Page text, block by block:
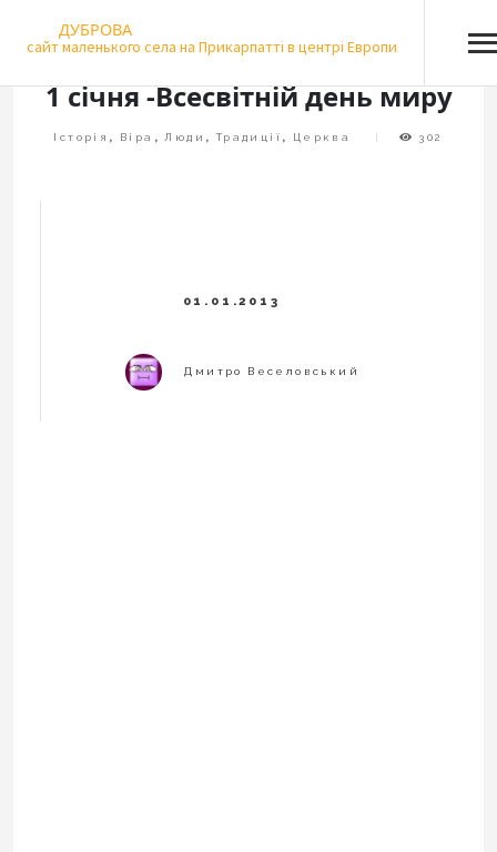
ДУБРОВА
сайт маленького села на Прикарпатті в центрі Европи
1 січня -Всесвітній день миру
Історія , Віра , Люди ,Традиції , Церква 302